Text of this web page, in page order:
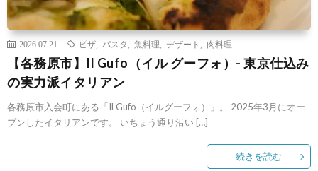
2026.07.21 ピザ パスタ 魚料理 デザート 肉料理
【各務原市】Il Gufo（イル グーフォ）- 東京仕込み
の実力派イタリアン
各務原市入会町にある「Il Gufo（イルグーフォ）」。 2025年3月にオー
プンしたイタリアンです。 いちょう通り沿い […]
続きを読む